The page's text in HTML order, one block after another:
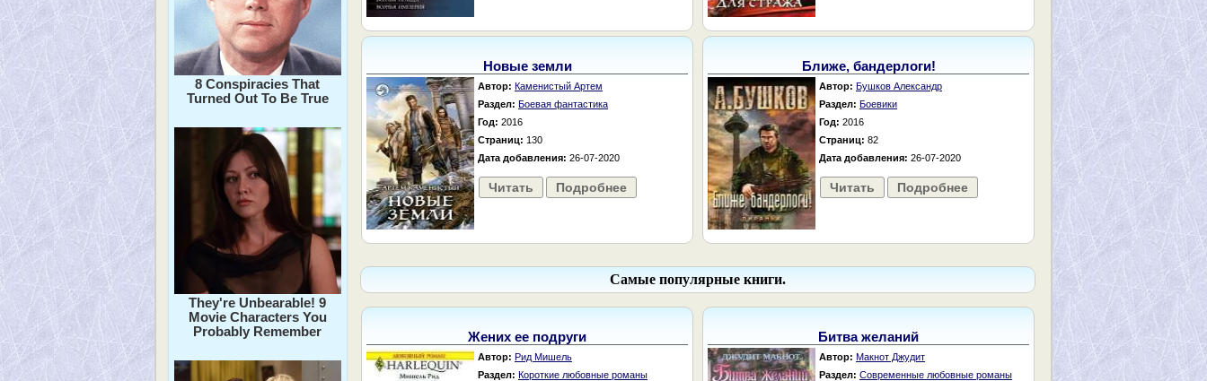
8 Conspiracies That
Turned Out To Be True
They're Unbearable! 9
Movie Characters You
Probably Remember
Новые земли
Автор: Каменистый Артем
Раздел: Боевая фантастика
Год: 2016
Страниц: 130
Дата добавления: 26-07-2020
Читать Подробнее
Ближе, бандерлоги!
Автор: Бушков Александр
Раздел: Боевики
Год: 2016
Страниц: 82
Дата добавления: 26-07-2020
Читать Подробнее
Самые популярные книги.
Жених ее подруги
Автор: Рид Мишель
Раздел: Короткие любовные романы
Битва желаний
Автор: Макнот Джудит
Раздел: Современные любовные романы